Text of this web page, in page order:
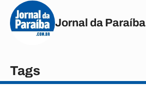
Jornal da Paraíba
Tags